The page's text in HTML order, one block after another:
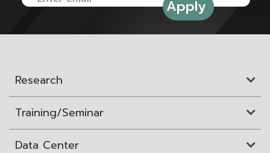
Research
Training/Seminar
Data Center